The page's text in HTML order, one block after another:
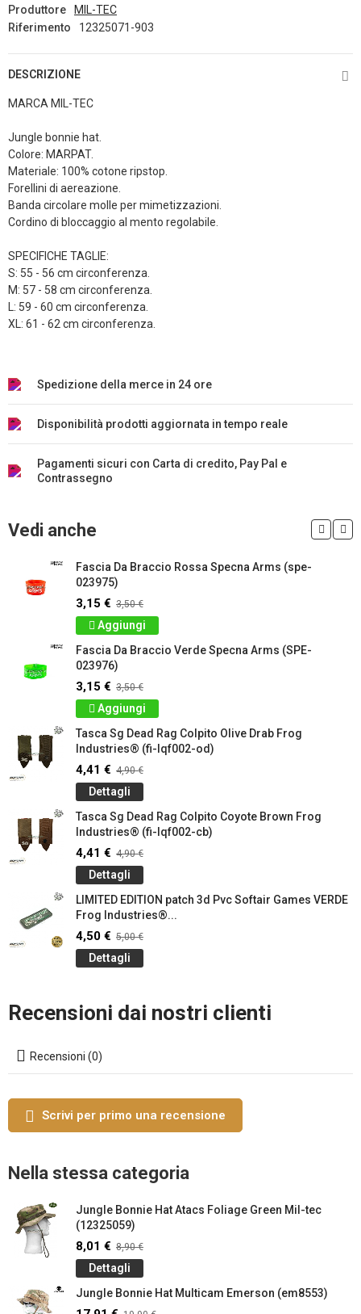
Produttore
MIL-TEC
Riferimento
12325071-903
DESCRIZIONE
MARCA MIL-TEC
Jungle bonnie hat.
Colore: MARPAT.
Materiale: 100% cotone ripstop.
Forellini di aereazione.
Banda circolare molle per mimetizzazioni.
Cordino di bloccaggio al mento regolabile.
SPECIFICHE TAGLIE:
S: 55 - 56 cm circonferenza.
M: 57 - 58 cm circonferenza.
L: 59 - 60 cm circonferenza.
XL: 61 - 62 cm circonferenza.
Spedizione della merce in 24 ore
Disponibilità prodotti aggiornata in tempo reale
Pagamenti sicuri con Carta di credito, Pay Pal e
Contrassegno
Vedi anche
Fascia Da Braccio Rossa Specna Arms (spe-
023975)
3,15 € 3,50 €
Aggiungi
Fascia Da Braccio Verde Specna Arms (SPE-
023976)
3,15 € 3,50 €
Aggiungi
Tasca Sg Dead Rag Colpito Olive Drab Frog
Industries® (fi-lqf002-od)
4,41 € 4,90 €
Dettagli
Tasca Sg Dead Rag Colpito Coyote Brown Frog
Industries® (fi-lqf002-cb)
4,41 € 4,90 €
Dettagli
LIMITED EDITION patch 3d Pvc Softair Games VERDE
Frog Industries®...
4,50 € 5,00 €
Dettagli
Recensioni dai nostri clienti
Recensioni (0)
Scrivi per primo una recensione
Nella stessa categoria
Jungle Bonnie Hat Atacs Foliage Green Mil-tec
(12325059)
8,01 € 8,90 €
Dettagli
Jungle Bonnie Hat Multicam Emerson (em8553)